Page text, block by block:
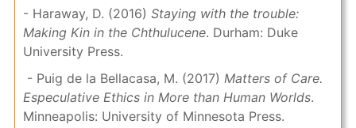
- Haraway, D. (2016) Staying with the trouble:
Making Kin in the Chthulucene. Durham: Duke
University Press.
- Puig de la Bellacasa, M. (2017) Matters of Care.
Especulative Ethics in More than Human Worlds.
Minneapolis: University of Minnesota Press.